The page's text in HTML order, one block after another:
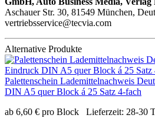
Aschauer Str. 30, 81549 München,
vertriebsservice@tecvia.com
Alternative Produkte
Palettenschein Lademittelnachweis
DIN A5 quer Block á 25 Satz 4-fach
ab 6,60 € pro Block Lieferzeit: 28-30